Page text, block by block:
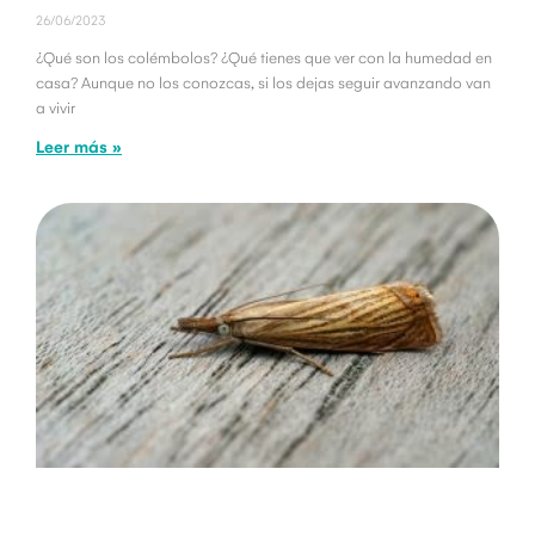
26/06/2023
¿Qué son los colémbolos? ¿Qué tienes que ver con la humedad en
casa? Aunque no los conozcas, si los dejas seguir avanzando van
a vivir
Leer más »